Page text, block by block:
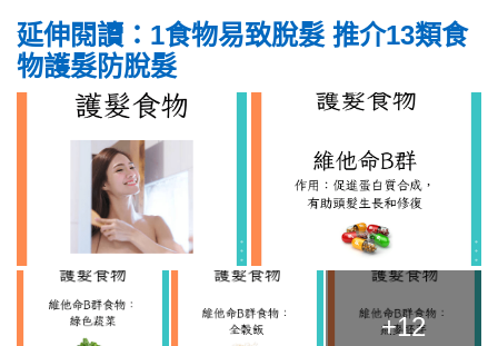
延伸閱讀：1食物易致脫髮 推介13類食
物護髮防脫髮
+12